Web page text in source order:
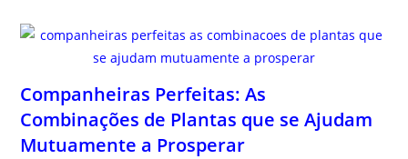
Companheiras Perfeitas: As
Combinações de Plantas que se Ajudam
Mutuamente a Prosperar